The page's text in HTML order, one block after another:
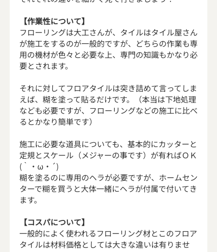
【作業性について】
フローリングは大工さんが、タイルはタイル屋さん
が施工をするのが一般的ですが、どちらの作業も専
用の機材が色々と必要な上、専門の知識もかなり必
要とされます。
それに対してフロアタイルは突き詰めて言ってしま
えば、糊を塗って貼るだけです。（本当は下地処理
なども必要ですが、フローリングなどの施工に比べ
るとかなり簡単です）
施工に必要な道具についても、基本的にカッターと
定規とスケール（メジャーの事です）が有ればＯＫ
(｀・ω・´)
糊を塗るのに専用のヘラが必要ですが、ホームセン
ターで糊を買うと大体一緒にヘラが付属で付いてき
ます。
【コスパについて】
一般的によく使われるフローリング材とこのフロア
タイルは材料価格としては大きな違いは有りませ